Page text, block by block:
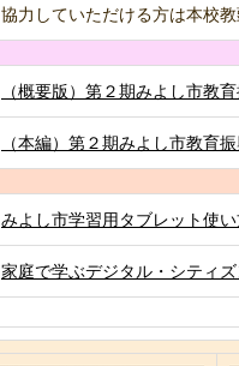
協力していただける方は本校
（概要版）第２期みよし市教
（本編）第２期みよし市教育
みよし市学習用タブレット使
家庭で学ぶデジタル・シティ